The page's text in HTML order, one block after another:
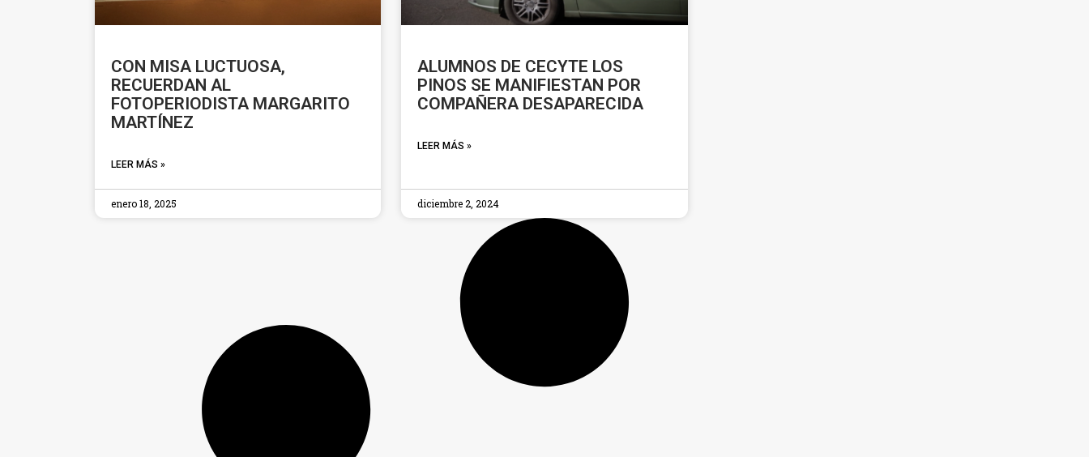
CON MISA LUCTUOSA,
RECUERDAN AL
FOTOPERIODISTA MARGARITO
MARTÍNEZ
LEER MÁS »
enero 18, 2025
ALUMNOS DE CECYTE LOS
PINOS SE MANIFIESTAN POR
COMPAÑERA DESAPARECIDA
LEER MÁS »
diciembre 2, 2024